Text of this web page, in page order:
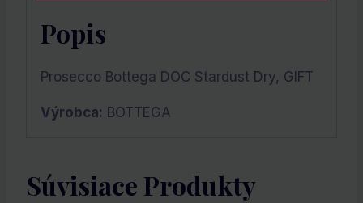
Popis
Prosecco Bottega DOC Stardust Dry, GIFT
Výrobca: BOTTEGA
Súvisiace Produkty